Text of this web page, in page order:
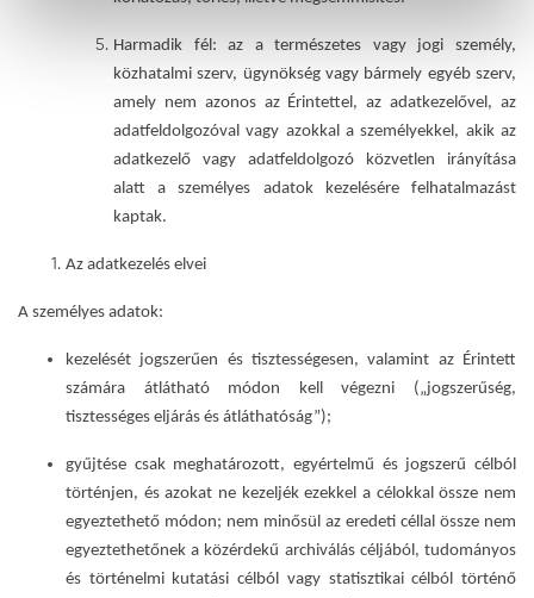
Harmadik fél: az a természetes vagy jogi személy,
közhatalmi szerv, ügynökség vagy bármely egyéb szerv,
amely nem azonos az Érintettel, az adatkezelővel, az
adatfeldolgozóval vagy azokkal a személyekkel, akik az
adatkezelő vagy adatfeldolgozó közvetlen irányítása
alatt a személyes adatok kezelésére felhatalmazást
kaptak.
Az adatkezelés elvei
A személyes adatok:
kezelését jogszerűen és tisztességesen, valamint az Érintett
számára átlátható módon kell végezni („jogszerűség,
tisztességes eljárás és átláthatóság”);
gyűjtése csak meghatározott, egyértelmű és jogszerű célból
történjen, és azokat ne kezeljék ezekkel a célokkal össze nem
egyeztethető módon; nem minősül az eredeti céllal össze nem
egyeztethetőnek a közérdekű archiválás céljából, tudományos
és történelmi kutatási célból vagy statisztikai célból történő